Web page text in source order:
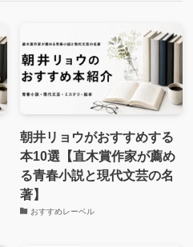
朝井リョウがおすすめする
本10選【直木賞作家が薦め
る青春小説と現代文芸の名
著】
おすすめレーベル